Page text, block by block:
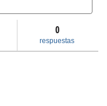
0
respuestas